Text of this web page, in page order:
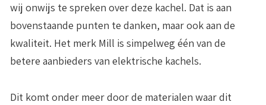
wij onwijs te spreken over deze kachel. Dat is aan
bovenstaande punten te danken, maar ook aan de
kwaliteit. Het merk Mill is simpelweg één van de
betere aanbieders van elektrische kachels.
Dit komt onder meer door de materialen waar dit